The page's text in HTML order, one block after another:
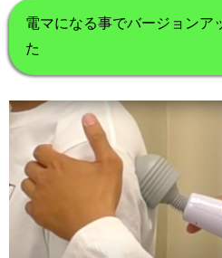
電マになる事でバージョンア
た